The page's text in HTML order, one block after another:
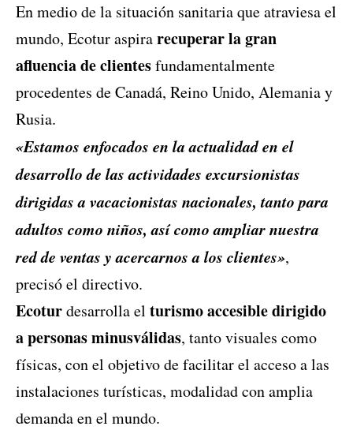
En medio de la situación sanitaria que atraviesa el
mundo, Ecotur aspirarecuperar la gran
afluencia de clientesfundamentalmente
procedentes de Canadá, Reino Unido, Alemania y
Rusia.
«Estamos enfocados en la actualidad en el
desarrollo de las actividades excursionistas
dirigidas a vacacionistas nacionales, tanto para
adultos como niños, así como ampliar nuestra
red de ventas y acercarnos a los clientes»,
precisó el directivo.
Ecoturdesarrolla el turismo accesible dirigido
a personas minusválidas, tanto visuales como
físicas, con el objetivo de facilitar el acceso a las
instalaciones turísticas, modalidad con amplia
demanda en el mundo.